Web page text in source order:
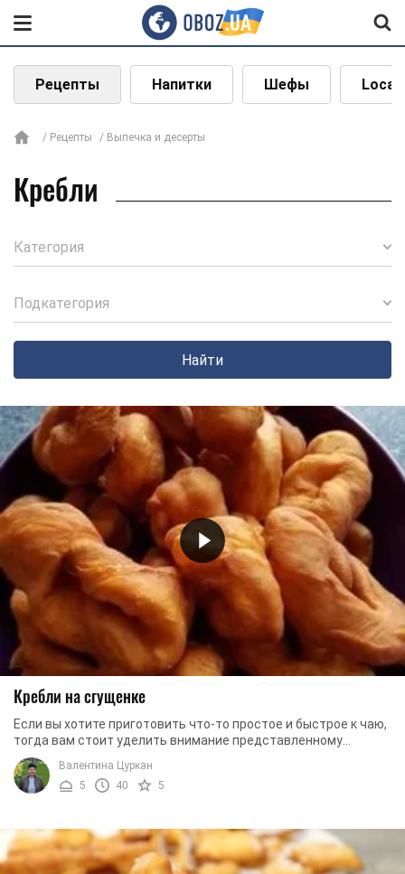
Рецепты Напитки Шефы Local
Рецепты Выпечка и десерты
Кребли
Категория
Подкатегория
Найти
Кребли на сгущенке
Если вы хотите приготовить что-то простое и быстрое к чаю,
тогда вам стоит уделить внимание представленному
рецепту вкуснейших креблей на сгущенном ...
Валентина Цуркан
5
40 5